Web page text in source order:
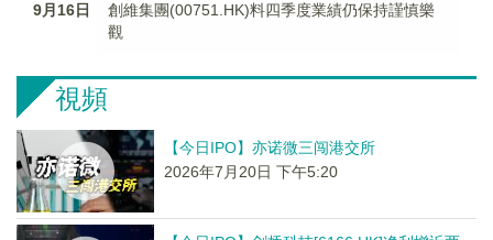
9月16日
創維集團(00751.HK)料四季度業績仍保持謹慎樂
觀
視頻
【今日IPO】亦诺微三闯港交所
2026年7月20日 下午5:20